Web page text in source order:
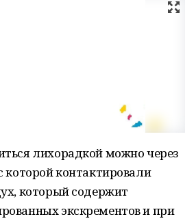
лихорадкой можно через
контактировали
который содержит
экскрементов и при